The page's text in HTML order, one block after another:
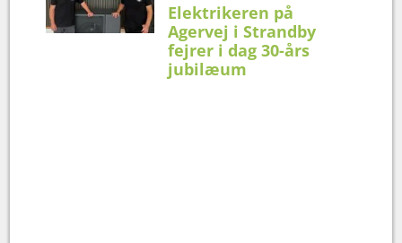
Elektrikeren på
Agervej i Strandby
fejrer i dag 30-års
jubilæum